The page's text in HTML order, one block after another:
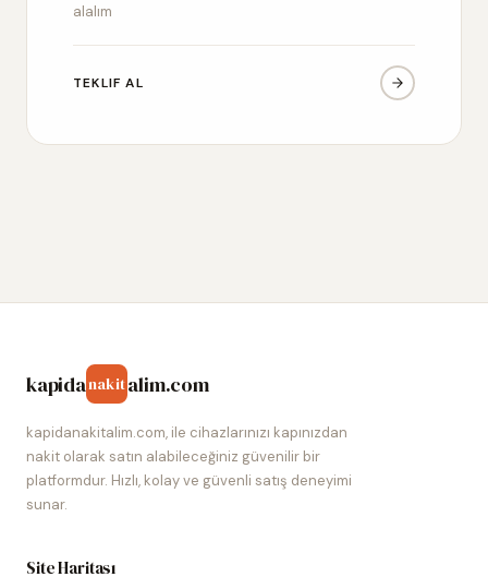
alalım
TEKLIF AL
kapidanakitalim.com
kapidanakitalim.com, ile cihazlarınızı kapınızdan
nakit olarak satın alabileceğiniz güvenilir bir
platformdur. Hızlı, kolay ve güvenli satış deneyimi
sunar.
Site Haritası